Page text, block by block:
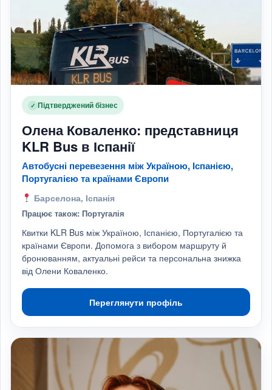
✓ Підтверджений бізнес
Олена Коваленко: представниця
KLR Bus в Іспанії
Автобусні перевезення між Україною, Іспанією,
Португалією та країнами Європи
Барселона, Іспанія
Працює також: Португалія
Квитки KLR Bus між Україною, Іспанією, Португалією та
країнами Європи. Допомога з вибором маршруту й
бронюванням, актуальні рейси та персональна знижка
від Олени Коваленко.
Переглянути профіль